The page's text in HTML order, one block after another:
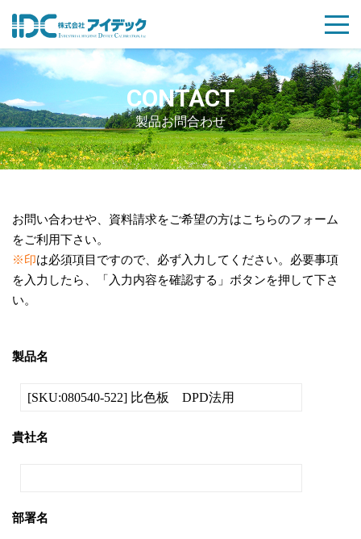
CONTACT
製品お問合わせ
お問い合わせや、資料請求をご希望の方はこちらのフォーム
をご利用下さい。
※印は必須項目ですので、必ず入力してください。必要事項
を入力したら、「入力内容を確認する」ボタンを押して下さ
い。
製品名
貴社名
部署名